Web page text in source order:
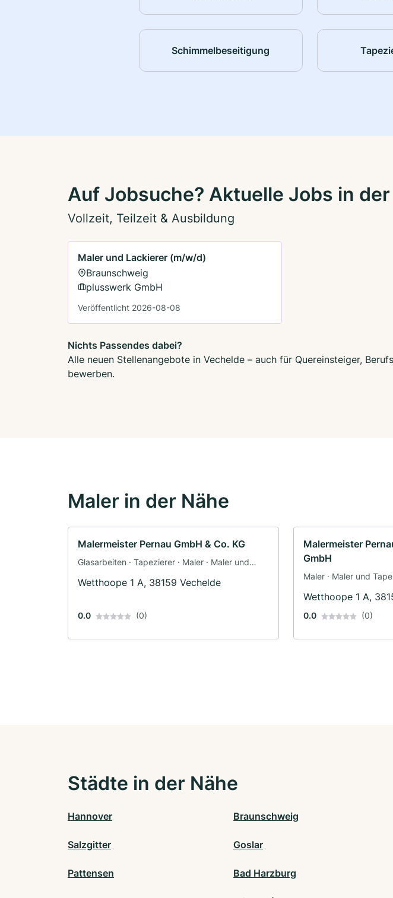
Schimmelbeseitigung
Auf Jobsuche? Aktuelle Jobs in
Vollzeit, Teilzeit & Ausbildung
Maler und Lackierer (m/w/d)
Braunschweig
plusswerk GmbH
Veröffentlicht 2026-08-08
Nichts Passendes dabei?
Alle neuen Stellenangebote in Vechelde – auch für Quereinsteiger,
bewerben.
Maler in der Nähe
Malermeister Pernau GmbH & Co. KG
Glasarbeiten · Tapezierer · Maler · Maler und
Wetthoope 1 A, 38159 Vechelde
0.0 (0)
Malermeister
GmbH
Maler · Maler und
Wetthoope 1 A,
0.0 (0)
Städte in der Nähe
Hannover Braunschweig
Salzgitter Goslar
Pattensen Bad Harzburg